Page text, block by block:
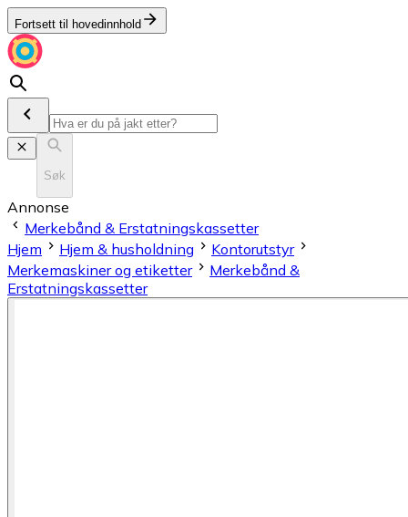
Fortsett til hovedinnhold
Søk
Annonse
Merkebånd & Erstatningskassetter
Hjem
Hjem & husholdning
Kontorutstyr
Merkemaskiner og etiketter
Merkebånd &
Erstatningskassetter